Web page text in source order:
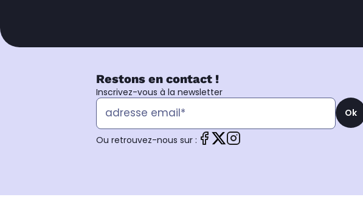
Restons en contact !
Inscrivez-vous à la newsletter
Ok
Ou retrouvez-nous sur :